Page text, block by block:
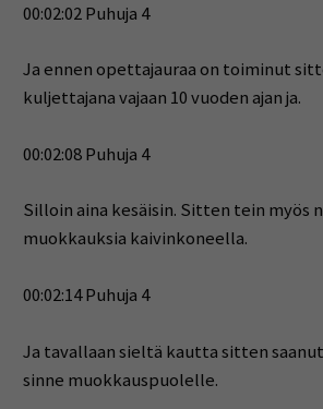
00:02:02 Puhuja 4
Ja ennen opettajauraa on toiminut
kuljettajana vajaan 10 vuoden ajan ja.
00:02:08 Puhuja 4
Silloin aina kesäisin. Sitten tein myös
muokkauksia kaivinkoneella.
00:02:14 Puhuja 4
Ja tavallaan sieltä kautta sitten
sinne muokkauspuolelle.